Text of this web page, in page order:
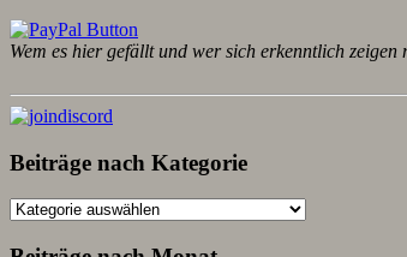
Wem es hier gefällt und wer sich erkenntlich
Beiträge nach Kategorie
Beiträge
Kategorie